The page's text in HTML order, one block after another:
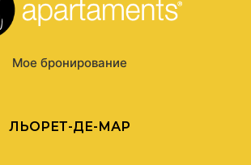
Мое бронирование
ЛЬОРЕТ-ДЕ-МАР